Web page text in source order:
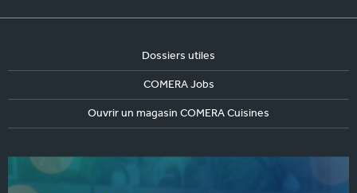
Dossiers utiles
COMERA Jobs
Ouvrir un magasin COMERA Cuisines